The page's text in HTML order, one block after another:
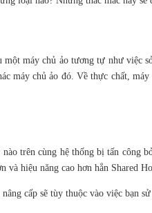
một máy chủ ảo tương tự như việc
chủ ảo đó. Về thực chất,
trên cùng hệ thống bị tấn
và hiệu năng cao hơn hẳn Shared
cấp sẽ tùy thuộc vào việc bạn